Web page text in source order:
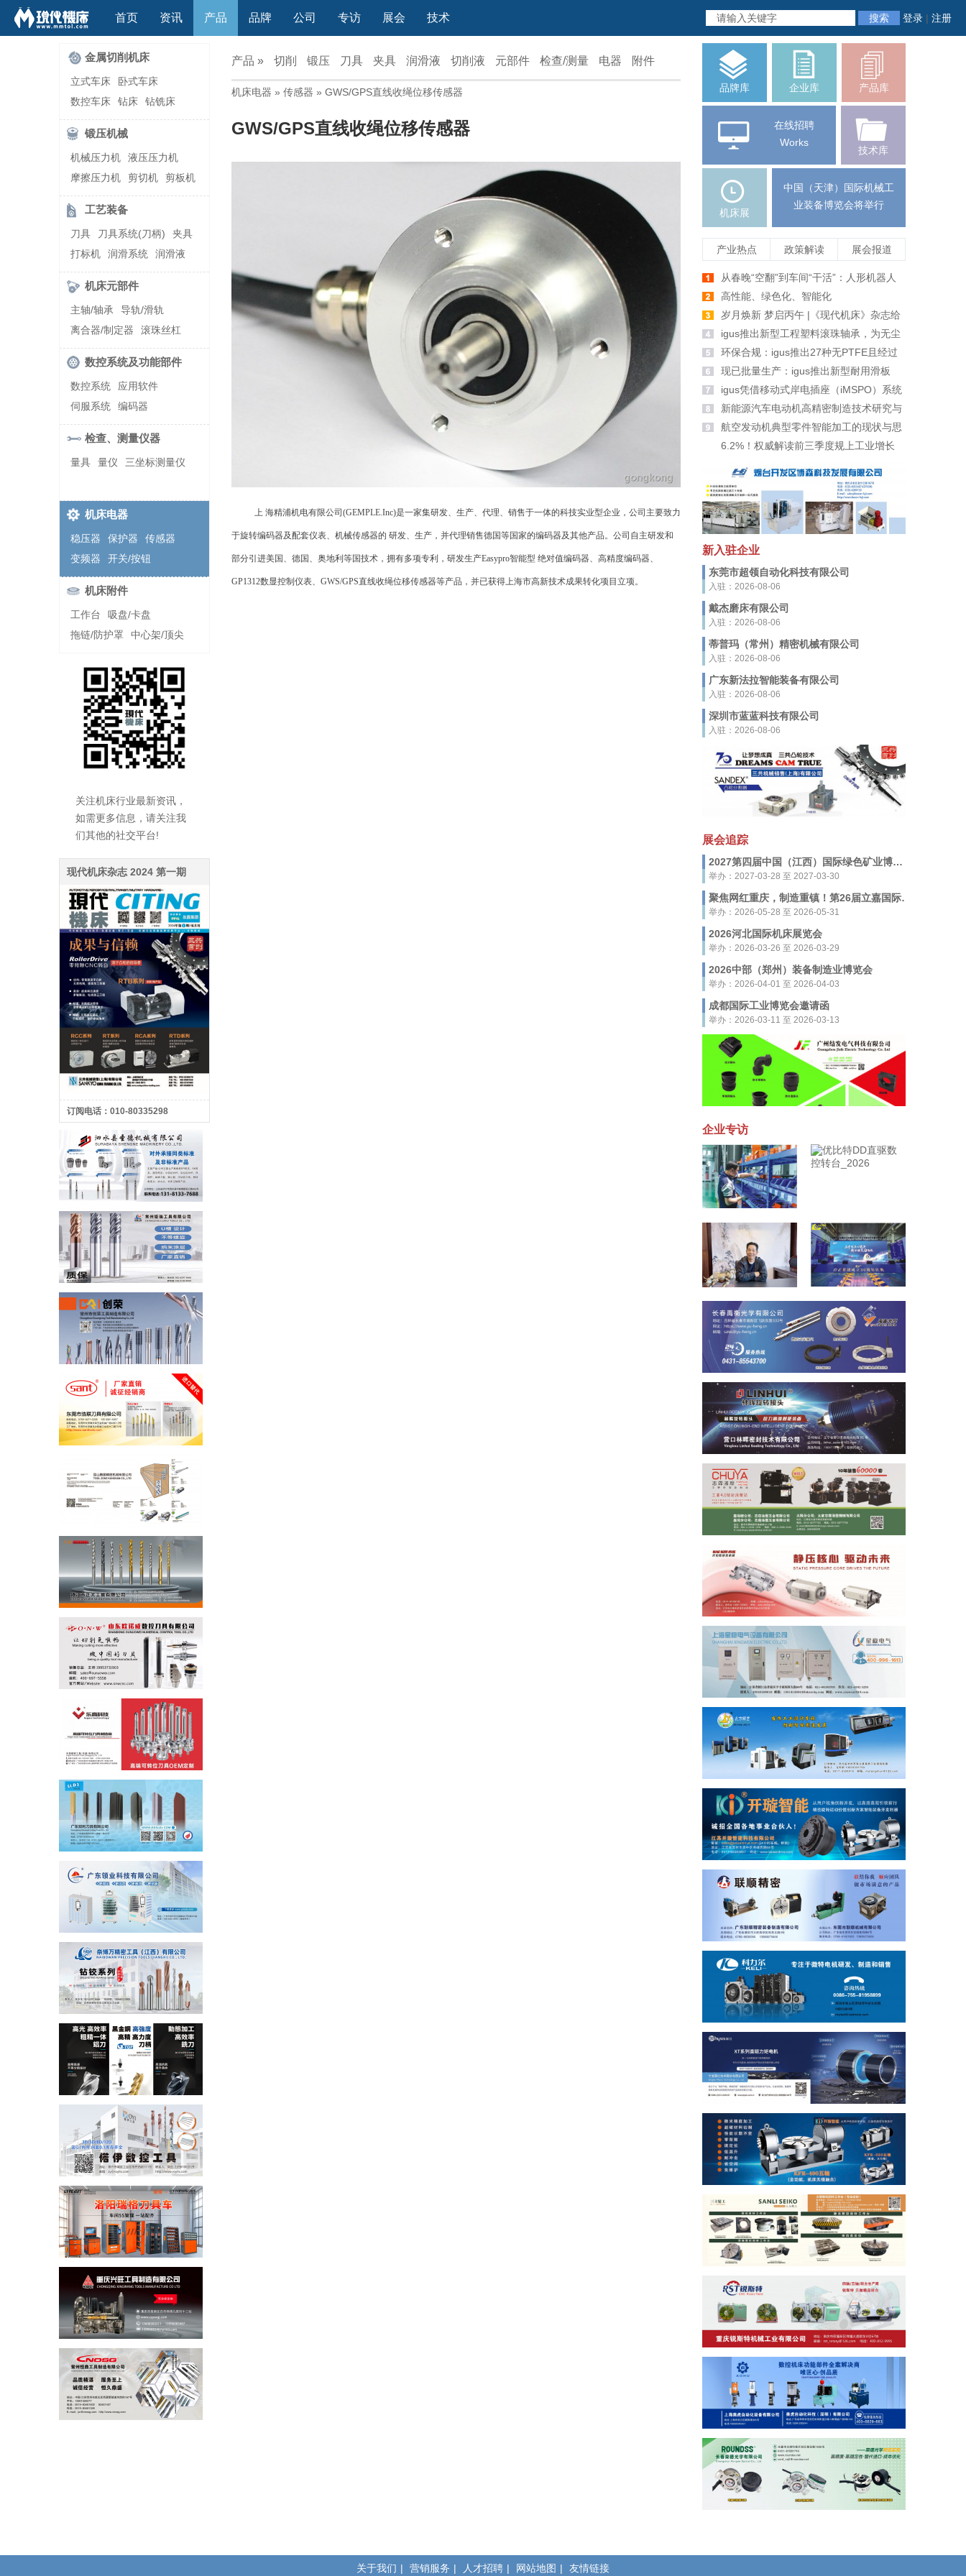
首页 资讯 产品 品牌 公司 专访 展会 技术 搜索 登录 | 注册
金属切削机床
立式车床
卧式车床
数控车床
钻床
钻铣床
立式镗(铣)床
卧式镗(铣)床
龙门铣镗床
立式铣床
卧式铣床
雕刻机
平面磨床
外圆磨床
内圆磨床
龙门磨床
滚齿机\铣齿机
刨床
带锯床
车削加工中心
立式加工中心
卧式加工中心
龙门加工中心
激光快速成型
组合机床
螺纹加工机床
锻压机械
机械压力机
液压压力机
摩擦压力机
剪切机
剪板机
自动锻压机
折弯机
弯管机
快速成型机
工艺装备
刀具 刀具系统(刀柄)
夹具
打标机
润滑系统
润滑液
切削液
刃磨机
机床元部件
主轴/轴承
导轨/滑轨
离合器/制定器
滚珠丝杠
齿轮/减速器
数控系统及功能部件
数控系统
应用软件
伺服系统
编码器
检查、测量仪器
量具 量仪 三坐标测量仪
机床电器
稳压器 保护器
传感器
变频器
开关/按钮
机床附件
工作台
吸盘/卡盘
拖链/防护罩
中心架/顶尖
关注机床行业最新资讯，
如需更多信息，请关注我
们其他的社交平台!
现代机床杂志 2024 第一期
订阅电话：010-80335298
产品 » 切削 锻压 刀具 夹具 润滑液 切削液 元部件 检查/测量 电器 附件
机床电器 » 传感器 » GWS/GPS直线收绳位移传感器
GWS/GPS直线收绳位移传感器
上 海精浦机电有限公司(GEMPLE.Inc)是一家集研发、生产、代理、销售于一体的科技实业型企业，公司主要致力
于旋转编码器及配套仪表、机械传感器的 研发、生产，并代理销售德国等国家的编码器及其他产品。公司自主研发和
部分引进美国、德国、奥地利等国技术，拥有多项专利，研发生产Easypro智能型 绝对值编码器、高精度编码器、
GP1312数显控制仪表、GWS/GPS直线收绳位移传感器等产品，并已获得上海市高新技术成果转化项目立项。
品牌库 企业库 产品库
在线招聘
Works
技术库
机床展
中国（天津）国际机械工
业装备博览会将举行
产业热点 政策解读 展会报道
从春晚“空翻”到车间“干活”：人形机器人
爆发前夕，机床行业如何牵手未来智造
高性能、绿色化、智能化
岁月焕新 梦启丙午 |《现代机床》杂志给
大家拜年啦！
igus推出新型工程塑料滚珠轴承，为无尘
室带来更高安全性
环保合规：igus推出27种无PTFE且经过
PFAS检测的新材料
现已批量生产：igus推出新型耐用滑板
轮、滑轮及滚轮适配器
igus凭借移动式岸电插座（iMSPO）系统
荣获“年度海事创新者”奖
新能源汽车电动机高精密制造技术研究与
应用航空发动机典型零件智能加工的现状与思
6.2%！权威解读前三季度规上工业增长
新入驻企业
东莞市超领自动化科技有限公司
入驻：2026-08-06
戴杰磨床有限公司
入驻：2026-08-06
蒂普玛（常州）精密机械有限公司
入驻：2026-08-06
广东新法拉智能装备有限公司
入驻：2026-08-06
深圳市蓝蓝科技有限公司
入驻：2026-08-06
展会追踪
2027第四届中国（江西）国际绿色矿业博览会
举办：2027-03-28 至 2027-03-30
聚焦网红重庆，制造重镇！第26届立嘉国际智能装备展览会，5月28-31日启幕
举办：2026-05-28 至 2026-05-31
2026河北国际机床展览会
举办：2026-03-26 至 2026-03-29
2026中部（郑州）装备制造业博览会
举办：2026-04-01 至 2026-04-03
成都国际工业博览会邀请函
举办：2026-03-11 至 2026-03-13
企业专访
关于我们 | 营销服务 | 人才招聘 | 网站地图 | 友情链接